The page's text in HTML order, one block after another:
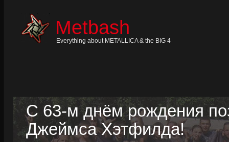
Metbash
Everything about METALLICA & the BIG 4
С 63-м днём рождения
Джеймса Хэтфилда!